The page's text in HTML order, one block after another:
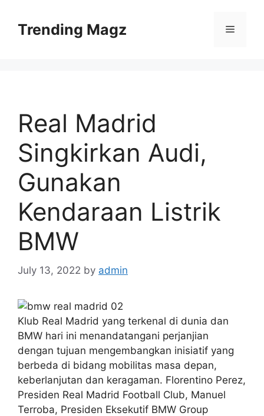
contentTrending Magz Menu
Real Madrid
Singkirkan Audi,
Gunakan
Kendaraan Listrik
BMW
July 13, 2022 by admin
Klub Real Madrid yang terkenal di dunia dan
BMW hari ini menandatangani perjanjian
dengan tujuan mengembangkan inisiatif yang
berbeda di bidang mobilitas masa depan,
keberlanjutan dan keragaman. Florentino Perez,
Presiden Real Madrid Football Club, Manuel
Terroba, Presiden Eksekutif BMW Group